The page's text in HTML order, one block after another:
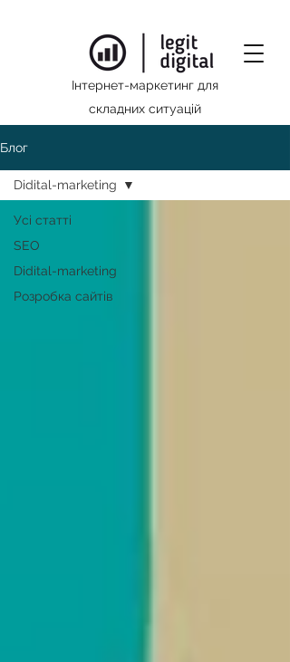
Інтернет-маркетинг для
складних ситуацій
Блог
Усі статті
SEO
Didital-marketing
Розробка сайтів
Didital-marketing